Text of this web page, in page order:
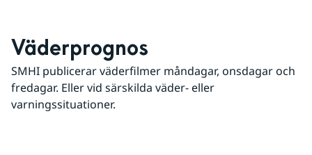
Väderprognos
SMHI publicerar väderfilmer måndagar, onsdagar och
fredagar. Eller vid särskilda väder- eller
varningssituationer.